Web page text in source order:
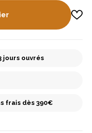
jours ouvrés
frais dès 390€